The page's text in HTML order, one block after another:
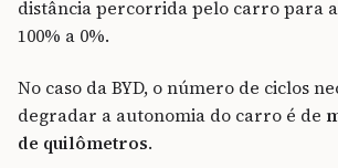
distância percorrida pelo carro para
100% a 0%.
No caso da BYD, o número de ciclos
degradar a autonomia do carro é de
de quilômetros.